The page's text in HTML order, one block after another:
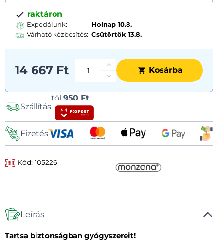
raktáron
Expedálunk:
Holnap 10.8.
Várható kézbesítés: Csütörtök 13.8.
14 667 Ft Kosárba
Szállítás
tól 950 Ft
Fizetés
Kód: 105226
Leírás
Tartsa biztonságban gyógyszereit!